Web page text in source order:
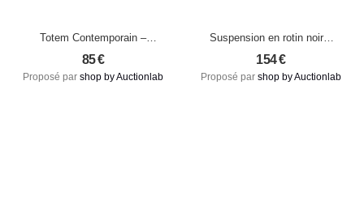
Totem Contemporain –
Sculpture circulaire en
marbre massif noir,
création récente (taille M)
85€
Proposé par shop by Auctionlab
Suspension en rotin noir –
Le Chapeau L, création
artisanale inspirée du
design organique (neuf)
154€
Proposé par shop by Auctionlab